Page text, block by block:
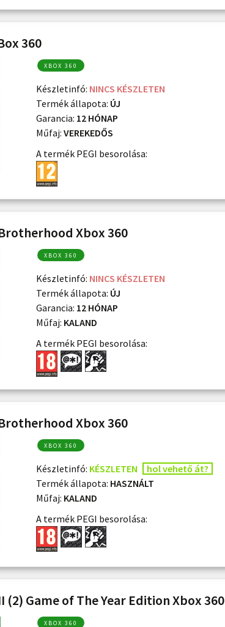
360
XBOX 360
Készletinfó: NINCS KÉSZLETEN
Termék állapota: ÚJ
Garancia: 12 HÓNAP
Műfaj: VEREKEDŐS
A termék PEGI besorolása:
Xbox 360
XBOX 360
Készletinfó: NINCS KÉSZLETEN
Termék állapota: ÚJ
Garancia: 12 HÓNAP
Műfaj: KALAND
A termék PEGI besorolása:
Xbox 360
XBOX 360
Készletinfó: KÉSZLETEN
hol vehető át?
Termék állapota: HASZNÁLT
Műfaj: KALAND
A termék PEGI besorolása:
(2) Game of The Year Edition Xbox 360
XBOX 360